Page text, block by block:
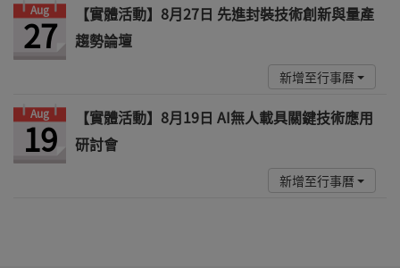
Aug
27
【實體活動】8月27日 先進封裝技術創新與量產
趨勢論壇
新增至行事曆
Aug
19
【實體活動】8月19日 AI無人載具關鍵技術應用
研討會
新增至行事曆